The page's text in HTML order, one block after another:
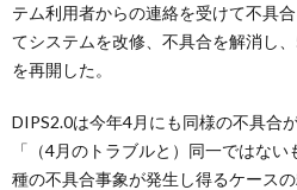
テム利用者からの連絡を受けて不具
てシステムを改修、不具合を解消し
を再開した。
DIPS2.0は今年4月にも同様の不具合
「（4月のトラブルと）同一ではな
種の不具合事象が発生し得るケース